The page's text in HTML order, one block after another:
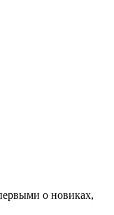
о новиках,